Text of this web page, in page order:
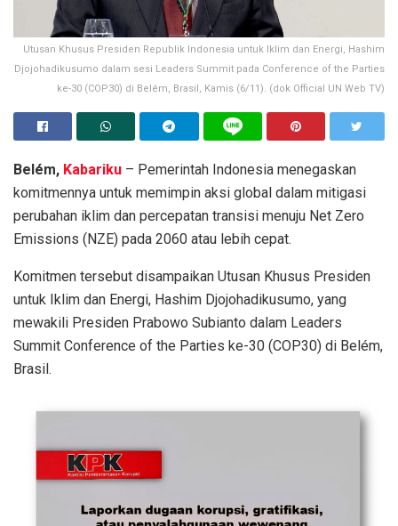
Utusan Khusus Presiden Republik Indonesia untuk Iklim dan Energi, Hashim
Djojohadikusumo dalam sesi Leaders Summit pada Conference of the Parties
ke-30 (COP30) di Belém, Brasil, Kamis (6/11). (dok Official UN Web TV)
Belém, Kabariku – Pemerintah Indonesia menegaskan
komitmennya untuk memimpin aksi global dalam mitigasi
perubahan iklim dan percepatan transisi menuju Net Zero
Emissions (NZE) pada 2060 atau lebih cepat.
Komitmen tersebut disampaikan Utusan Khusus Presiden
untuk Iklim dan Energi, Hashim Djojohadikusumo, yang
mewakili Presiden Prabowo Subianto dalam Leaders
Summit Conference of the Parties ke-30 (COP30) di Belém,
Brasil.